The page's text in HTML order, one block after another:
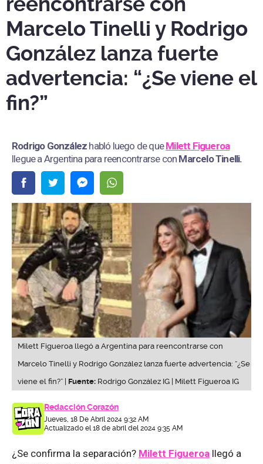
Marcelo Tinelli y Rodrigo
González lanza fuerte
advertencia: “¿Se viene el
fin?”
Rodrigo González habló luego de queMilett Figueroa
llegue a Argentina para reencontrarse con Marcelo Tinelli.
Milett Figueroa llegó a Argentina para reencontrarse con
Marcelo Tinelli y Rodrigo González lanza fuerte advertencia: “¿Se
viene el fin?” | Fuente: Rodrigo González IG | Milett Figueroa IG
Redacción Corazón
Jueves, 18 De Abril 2024 9:32 AM
Actualizado el 18 de abril del 2024 9:35 AM
¿Se confirma la separación? Milett Figueroa llegó a